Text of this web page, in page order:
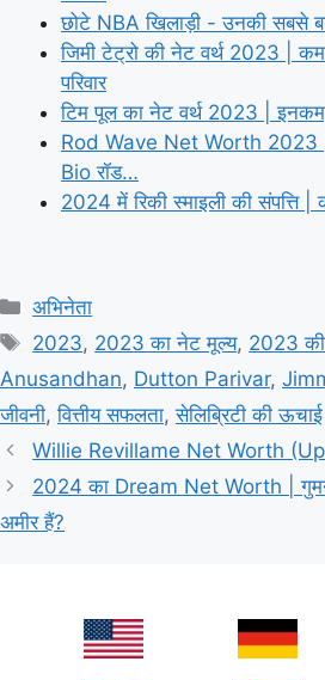
छोटे NBA खिलाड़ी - उनकी सबसे
जिमी टेट्रो की नेट वर्थ 2023 |
परिवार
टिम पूल का नेट वर्थ 2023 |
Rod Wave Net Worth
Bio रॉड…
2024 में रिकी स्माइली की संपत्ति
Categories
अभिनेता
Tags
2023, 2023 का नेट मूल्य, 2023
Anusandhan, Dutton Parivar,
जीवनी,वित्तीय सफलता,सेलिब्रिटी की ऊचाई
Willie Revillame Net Worth
2024 का Dream Net Worth |
अमीर हैं?